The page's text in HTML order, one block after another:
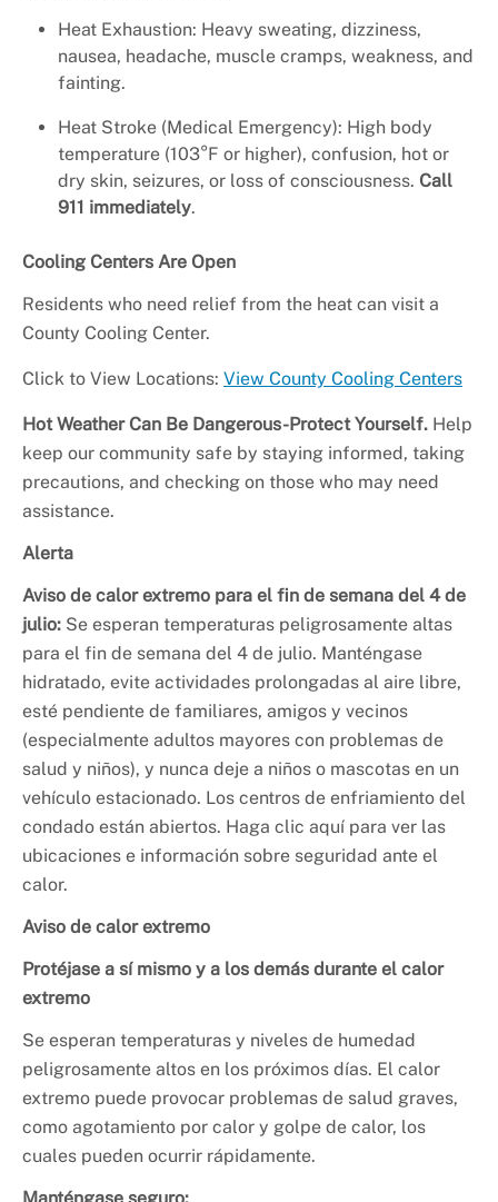
Heat Exhaustion: Heavy sweating, dizziness,
nausea, headache, muscle cramps, weakness, and
fainting.
Heat Stroke (Medical Emergency): High body
temperature (103°F or higher), confusion, hot or
dry skin, seizures, or loss of consciousness. Call
911 immediately.
Cooling Centers Are Open
Residents who need relief from the heat can visit a
County Cooling Center.
Click to View Locations: View County Cooling Centers
Hot Weather Can Be Dangerous-Protect Yourself. Help
keep our community safe by staying informed, taking
precautions, and checking on those who may need
assistance.
Alerta
Aviso de calor extremo para el fin de semana del 4 de
julio: Se esperan temperaturas peligrosamente altas
para el fin de semana del 4 de julio. Manténgase
hidratado, evite actividades prolongadas al aire libre,
esté pendiente de familiares, amigos y vecinos
(especialmente adultos mayores con problemas de
salud y niños), y nunca deje a niños o mascotas en un
vehículo estacionado. Los centros de enfriamiento del
condado están abiertos. Haga clic aquí para ver las
ubicaciones e información sobre seguridad ante el
calor.
Aviso de calor extremo
Protéjase a sí mismo y a los demás durante el calor
extremo
Se esperan temperaturas y niveles de humedad
peligrosamente altos en los próximos días. El calor
extremo puede provocar problemas de salud graves,
como agotamiento por calor y golpe de calor, los
cuales pueden ocurrir rápidamente.